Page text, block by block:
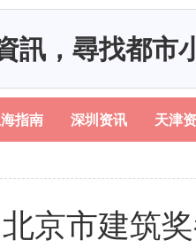
訊，尋找都市
指南 深圳资讯 天津
北京市建筑